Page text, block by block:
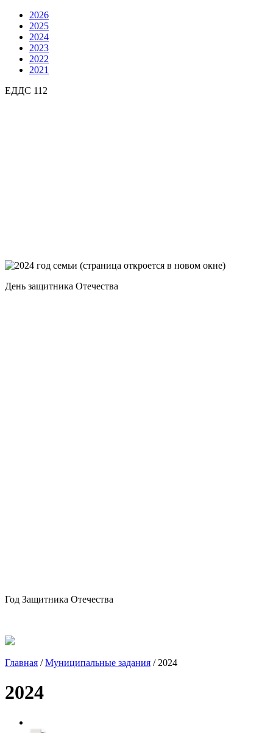
2026
2025
2024
2023
2022
2021
ЕДДС 112
День защитника Отечества
Год Защитника Отечества
Главная /Муниципальные задания / 2024
2024